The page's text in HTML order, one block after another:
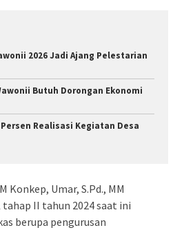
2026 Jadi Ajang Pelestarian
Butuh Dorongan Ekonomi
Realisasi Kegiatan Desa
Konkep, Umar, S.Pd., MM
II tahun 2024 saat ini
berupa pengurusan